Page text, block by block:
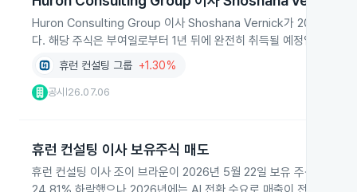
Huron Consulting Group 이사 Shoshana Vernick가 2026년 7월
다. 해당 주식은 부여일로부터 1년 뒤에 완전히 취득될 예정입니다.
휴런 컨설팅 그룹 +1.30%
공시 26.07.06
휴런 컨설팅 이사 보유주식 매도
휴런 컨설팅 이사 조이 브라운이 2026년 5월 22일 보유 주식 1,821